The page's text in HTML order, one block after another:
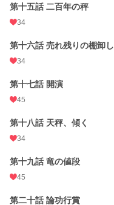
第十五話 二百年の秤
34
第十六話 売れ残りの棚卸し
34
第十七話 開演
45
第十八話 天秤、傾く
34
第十九話 竜の値段
45
第二十話 論功行賞